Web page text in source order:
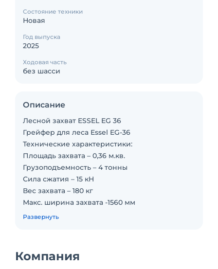
Состояние техники
Новая
Год выпуска
2025
Ходовая часть
без шасси
Описание
Лесной захват ESSEL EG 36
Грейфер для леса Essel EG-36
Технические характеристики:
Площадь захвата – 0,36 м.кв.
Грузоподъемность – 4 тонны
Сила сжатия – 15 кН
Вес захвата – 180 кг
Макс. ширина захвата -1560 мм
Макс. рабочее давление – 28МПа
высокопрочной
Развернуть
Компания